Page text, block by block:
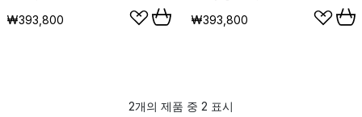
₩393,800
₩393,800
2개의 제품 중 2 표시